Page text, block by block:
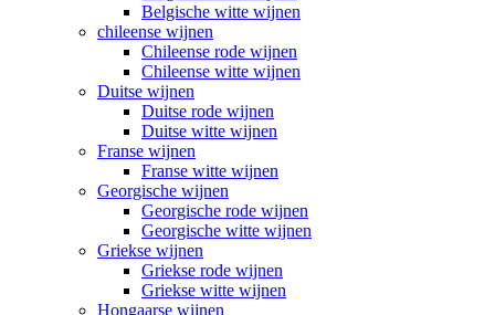
Belgische witte wijnen
chileense wijnen
Chileense rode wijnen
Chileense witte wijnen
Duitse wijnen
Duitse rode wijnen
Duitse witte wijnen
Franse wijnen
Franse witte wijnen
Georgische wijnen
Georgische rode wijnen
Georgische witte wijnen
Griekse wijnen
Griekse rode wijnen
Griekse witte wijnen
Hongaarse wijnen